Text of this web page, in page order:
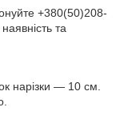
+380(50)208-
та
нарізки — 10 см.